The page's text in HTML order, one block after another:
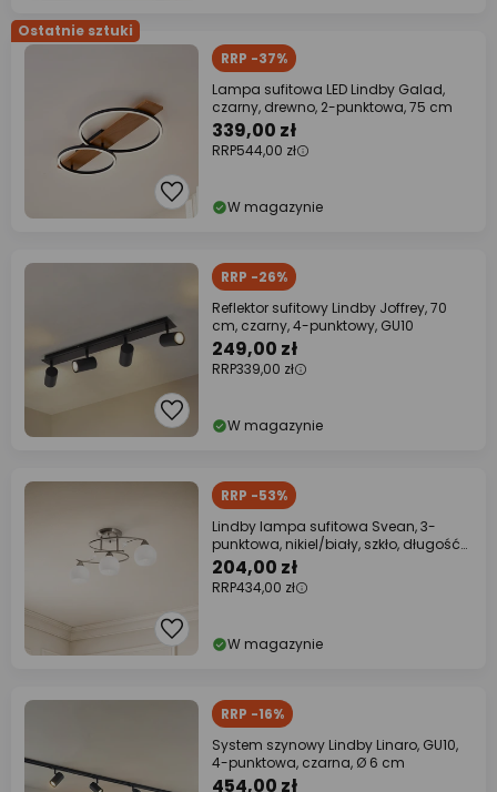
Ostatnie sztuki
RRP -37%
Lampa sufitowa LED Lindby Galad,
czarny, drewno, 2-punktowa, 75 cm
339,00 zł
RRP544,00 zł
W magazynie
RRP -26%
Reflektor sufitowy Lindby Joffrey, 70
cm, czarny, 4-punktowy, GU10
249,00 zł
RRP339,00 zł
W magazynie
RRP -53%
Lindby lampa sufitowa Svean, 3-
punktowa, nikiel/biały, szkło, długość
60 cm
204,00 zł
RRP434,00 zł
W magazynie
RRP -16%
System szynowy Lindby Linaro, GU10,
4-punktowa, czarna, Ø 6 cm
454,00 zł